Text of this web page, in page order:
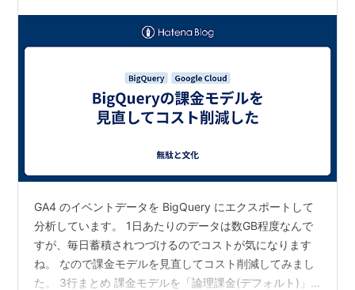
GA4 のイベントデータを BigQuery にエクスポートして
分析しています。 1日あたりのデータは数GB程度なんで
すが、毎日蓄積されつづけるのでコストが気になります
ね。 なので課金モデルを見直してコスト削減してみまし
た。 3行まとめ 課金モデルを「論理課金(デフォルト)」